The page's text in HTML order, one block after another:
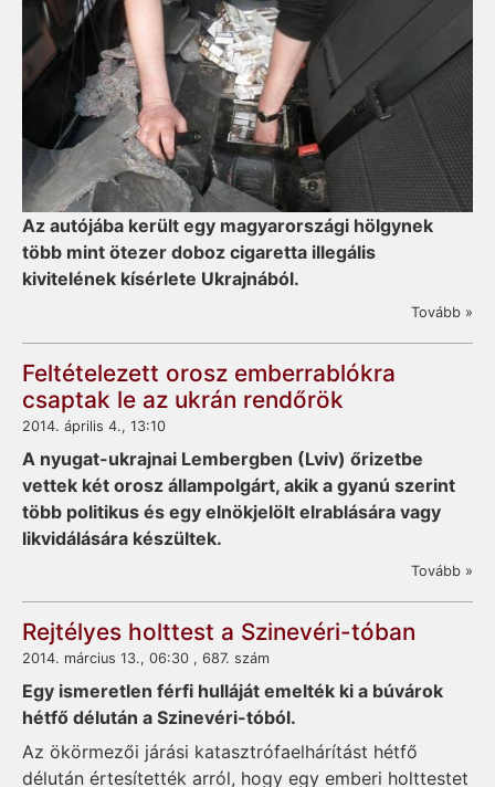
Az autójába került egy magyarországi hölgynek
több mint ötezer doboz cigaretta illegális
kivitelének kísérlete Ukrajnából.
Tovább »
Feltételezett orosz emberrablókra
csaptak le az ukrán rendőrök
2014. április 4., 13:10
A nyugat-ukrajnai Lembergben (Lviv) őrizetbe
vettek két orosz állampolgárt, akik a gyanú szerint
több politikus és egy elnökjelölt elrablására vagy
likvidálására készültek.
Tovább »
Rejtélyes holttest a Szinevéri-tóban
2014. március 13., 06:30 , 687. szám
Egy ismeretlen férfi hulláját emelték ki a búvárok
hétfő délután a Szinevéri-tóból.
Az ökörmezői járási katasztrófaelhárítást hétfő
délután értesítették arról, hogy egy emberi holttestet